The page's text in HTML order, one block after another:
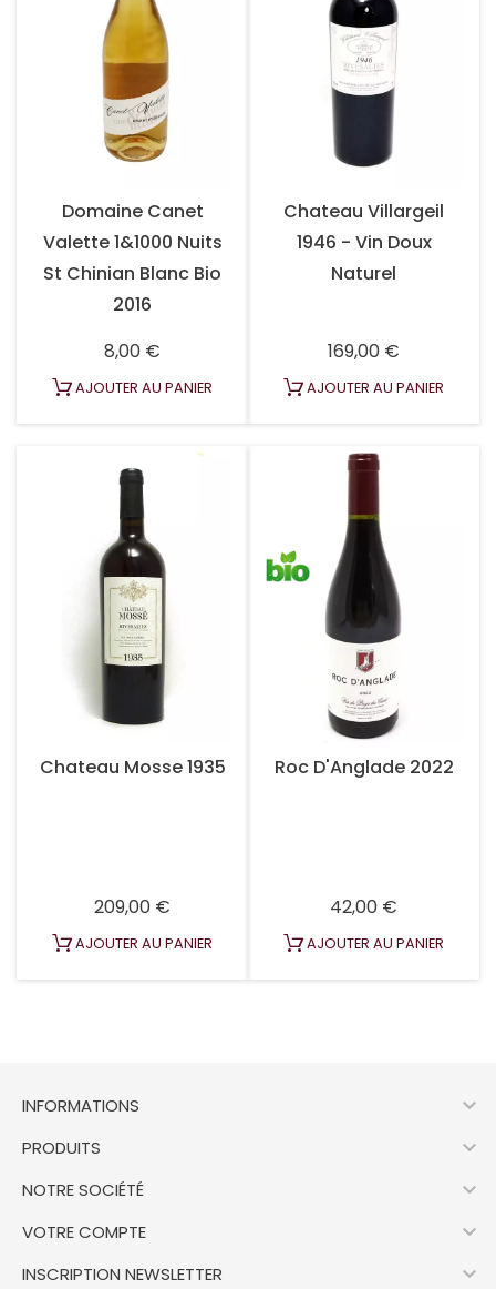
Domaine Canet
Valette 1&1000 Nuits
St Chinian Blanc Bio
2016
8,00 €
AJOUTER AU PANIER
Chateau Villargeil
1946 - Vin Doux
Naturel
169,00 €
AJOUTER AU PANIER
Chateau Mosse 1935
209,00 €
AJOUTER AU PANIER
Roc D'Anglade 2022
42,00 €
AJOUTER AU PANIER
INFORMATIONS 
PRODUITS 
NOTRE SOCIÉTÉ 
VOTRE COMPTE 
INSCRIPTION NEWSLETTER 